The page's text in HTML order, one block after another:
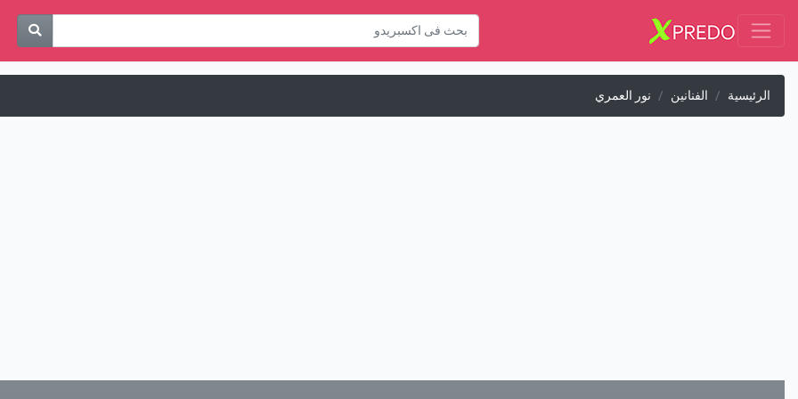
الرئيسية الفنانين نور العمري